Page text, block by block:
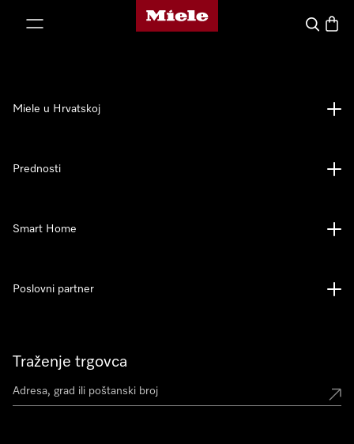
Miele početna stranica
Pretraga
Traženje trgovca
Miele u Hrvatskoj
Prednosti
Smart Home
Poslovni partner